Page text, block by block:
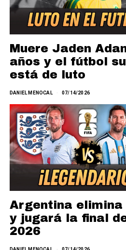
Muere Jaden
años y el fútbol
está de luto
DANIEL MENOCAL 07/14/2026
Argentina
y jugará la final
2026